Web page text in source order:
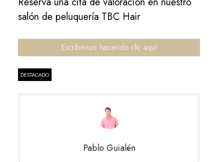
salón de peluquería TBC Hair
Escríbenos haciendo clic aquí
DESTACADO
Pablo Guialén